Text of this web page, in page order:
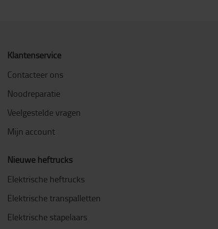
Klantenservice
Contacteer ons
Noodreparatie
Veelgestelde vragen
Mijn account
Nieuwe heftrucks
Elektrische heftrucks
Elektrische transpalletten
Elektrische stapelaars